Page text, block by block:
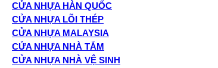
CỬA NHỰA HÀN QUỐC
CỬA NHỰA LÕI THÉP
CỬA NHỰA MALAYSIA
CỬA NHỰA NHÀ TẮM
CỬA NHỰA NHÀ VỆ SINH